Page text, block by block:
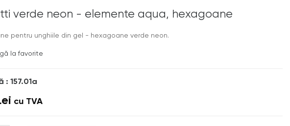
verde neon - elemente aqua, hexagoane
pentru unghiile din gel - hexagoane verde neon.
la favorite
: 157.01a
cu TVA